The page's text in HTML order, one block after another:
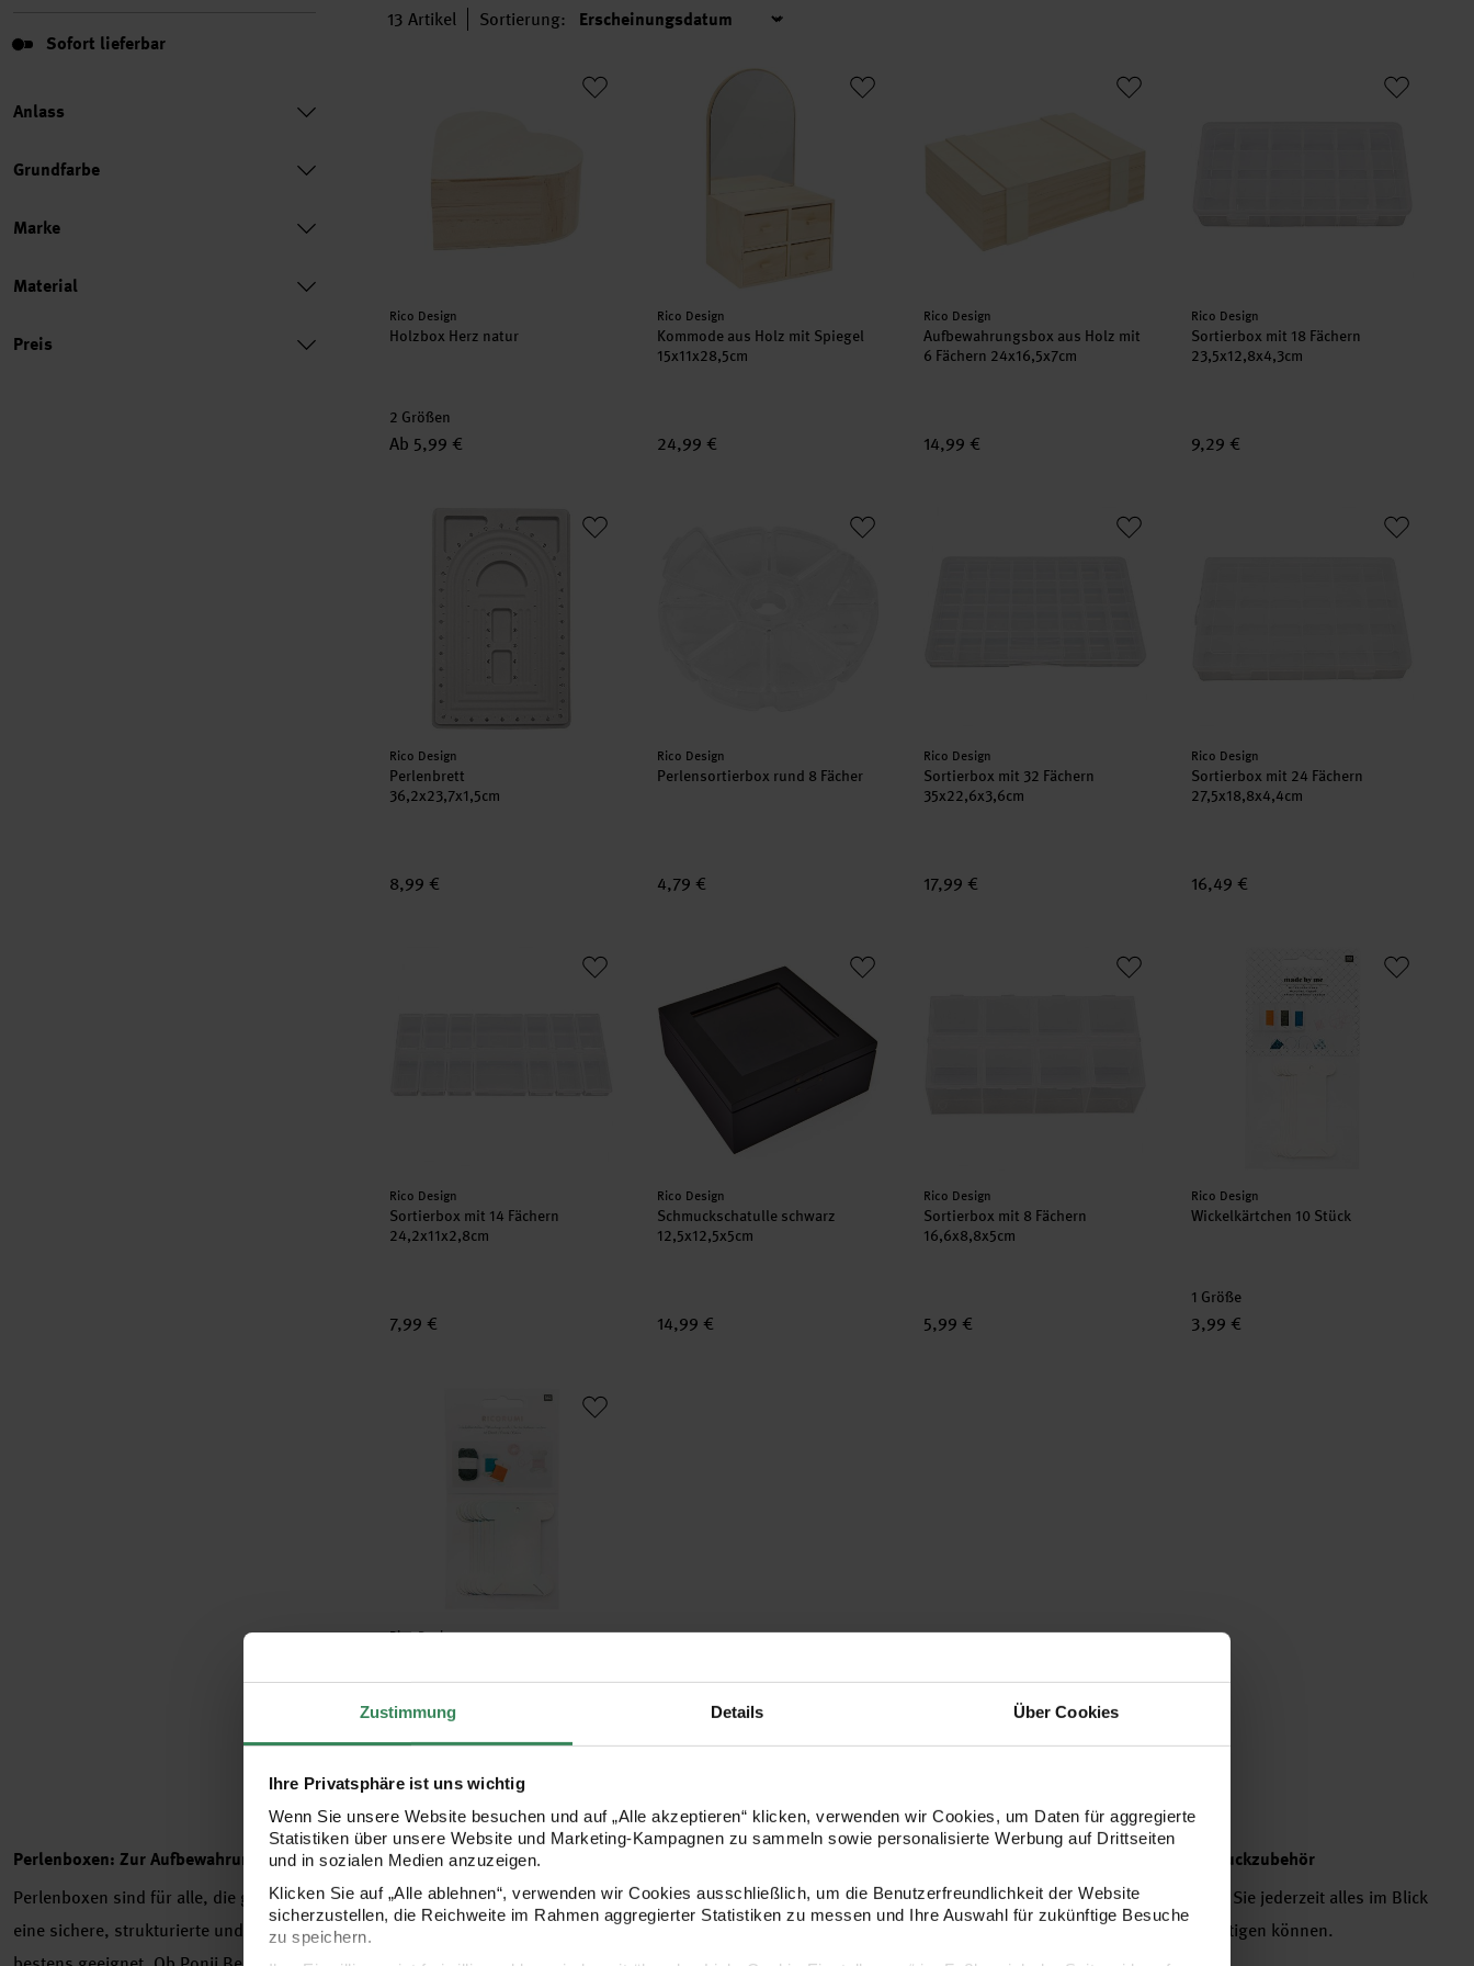
Zustimmung Details Über Cookies
Ihre Privatsphäre ist uns wichtig
Wenn Sie unsere Website besuchen und auf „Alle akzeptieren“ klicken, verwenden wir Cookies, um Daten für aggregierte
Statistiken über unsere Website und Marketing-Kampagnen zu sammeln sowie personalisierte Werbung auf Drittseiten
und in sozialen Medien anzuzeigen.
Klicken Sie auf „Alle ablehnen“, verwenden wir Cookies ausschließlich, um die Benutzerfreundlichkeit der Website
sicherzustellen, die Reichweite im Rahmen aggregierter Statistiken zu messen und Ihre Auswahl für zukünftige Besuche
zu speichern.
Sofort lieferbar
Sofort lieferbar
Anlass
Grundfarbe
Marke
Material
Preis
Preis
13 Artikel Sortierung:
Sortierung
Hersteller:
Rico Design
Holzbox Herz natur
2 Größen
Ab 5,99 €
Kommode aus Holz mit Spiegel 15x11x28,5cm
Hersteller:
Rico Design
Kommode aus Holz mit Spiegel
15x11x28,5cm
24,99 €
Hersteller:
Rico Design
Aufbewahrungsbox aus Holz mit
6 Fächern 24x16,5x7cm
14,99 €
Hersteller:
Rico Design
Sortierbox mit 18 Fächern
23,5x12,8x4,3cm
9,29 €
Hersteller:
Rico Design
Perlenbrett
36,2x23,7x1,5cm
8,99 €
Hersteller:
Rico Design
Perlensortierbox rund 8 Fächer
4,79 €
Hersteller:
Rico Design
Sortierbox mit 32 Fächern
35x22,6x3,6cm
17,99 €
Hersteller:
Rico Design
Sortierbox mit 24 Fächern
27,5x18,8x4,4cm
16,49 €
Hersteller:
Rico Design
Sortierbox mit 14 Fächern
24,2x11x2,8cm
7,99 €
Hersteller:
Rico Design
Schmuckschatulle schwarz
12,5x12,5x5cm
14,99 €
Hersteller:
Rico Design
Sortierbox mit 8 Fächern
16,6x8,8x5cm
5,99 €
Hersteller:
Rico Design
Wickelkärtchen 10 Stück
1 Größe
3,99 €
Hersteller:
Rico Design
Perlenboxen: Zur Aufbewahrung von Perlen und Schmuck
Perlenboxen sind für alle, die gern selber Schmuckbasteln, ein nützliches Helferlein. Denn für
eine sichere, strukturierte und
ordentliche Aufbewahrung von Perlen sind Sortierboxen
Alles gut verstaut: Sortierboxen für Perlen und anderes Schmuckzubehör
Sie sehen: So eine Perlenbox ist ein Ordnungshelfer, dank dem Sie jederzeit alles im Blick
haben, sodass Sie Ihre Schmuckkollektionen noch besser anfertigen können.